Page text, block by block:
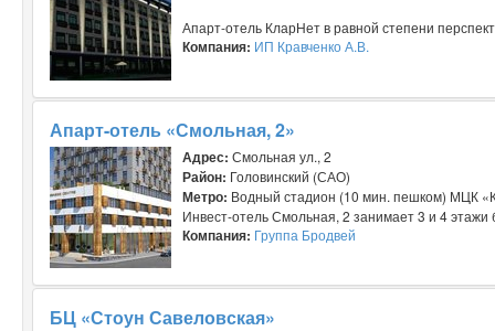
Апарт-отель КларНет в равной степени
Компания: ИП Кравченко А.В.
Апарт-отель «Смольная, 2»
Адрес: Смольная ул., 2
Район: Головинский (САО)
Метро: Водный стадион (10 мин. пешком) МЦК
Инвест-отель Смольная, 2 занимает 3 и 4
Компания: Группа Бродвей
БЦ «Стоун Савеловская»